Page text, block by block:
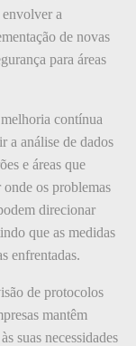
a
de novas
para áreas
contínua
a análise de dados
e áreas que
onde os problemas
direcionar
que as medidas
enfrentadas.
de protocolos
mantêm
suas necessidades